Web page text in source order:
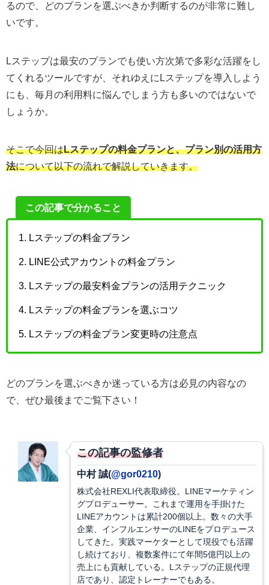
るので、どのプランを選ぶべきか判断するのが非常に難し
いです。
Lステップは最安のプランでも使い方次第で多彩な活躍をし
てくれるツールですが、それゆえにLステップを導入しよう
にも、毎月の利用料に悩んでしまう方も多いのではないで
しょうか。
そこで今回はLステップの料金プランと、プラン別の活用方
法について以下の流れで解説していきます。
この記事で分かること
Lステップの料金プラン
LINE公式アカウントの料金プラン
Lステップの最安料金プランの活用テクニック
Lステップの料金プランを選ぶコツ
Lステップの料金プラン変更時の注意点
どのプランを選ぶべきか迷っている方は必見の内容なの
で、ぜひ最後までご覧下さい！
この記事の監修者
中村 誠(@gor0210)
株式会社REXLI代表取締役。LINEマーケティン
グプロデューサー。これまで運用を手掛けた
LINEアカウントは累計200個以上。数々の大手
企業、インフルエンサーのLINEをプロデュース
してきた。実践マーケターとして現役でも活躍
し続けており、複数案件にて年間5億円以上の
売上にも貢献している。Lステップの正規代理
店であり、認定トレーナーでもある。